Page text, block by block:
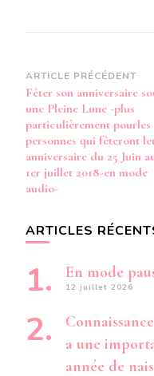
Navigation
d’article
ARTICLE PRÉCÉDENT
Fêter son anniversaire
une Pleine Lune -plus
particulièrement pourles
personnes qui fêteront
anniversaire du 25 Juin
1er juillet 2018-en mode
audio-
ARTICLES
En mode
12 juillet 2026
a une
année de